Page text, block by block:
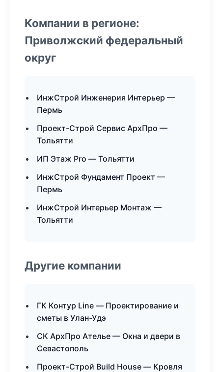
Компании в регионе:
Приволжский федеральный
округ
ИнжСтрой Инженерия Интерьер —
Пермь
Проект-Строй Сервис АрхПро —
Тольятти
ИП Этаж Pro — Тольятти
ИнжСтрой Фундамент Проект —
Пермь
ИнжСтрой Интерьер Монтаж —
Тольятти
Другие компании
ГК Контур Line — Проектирование и
сметы в Улан-Удэ
СК АрхПро Ателье — Окна и двери в
Севастополь
Проект-Строй Build House — Кровля